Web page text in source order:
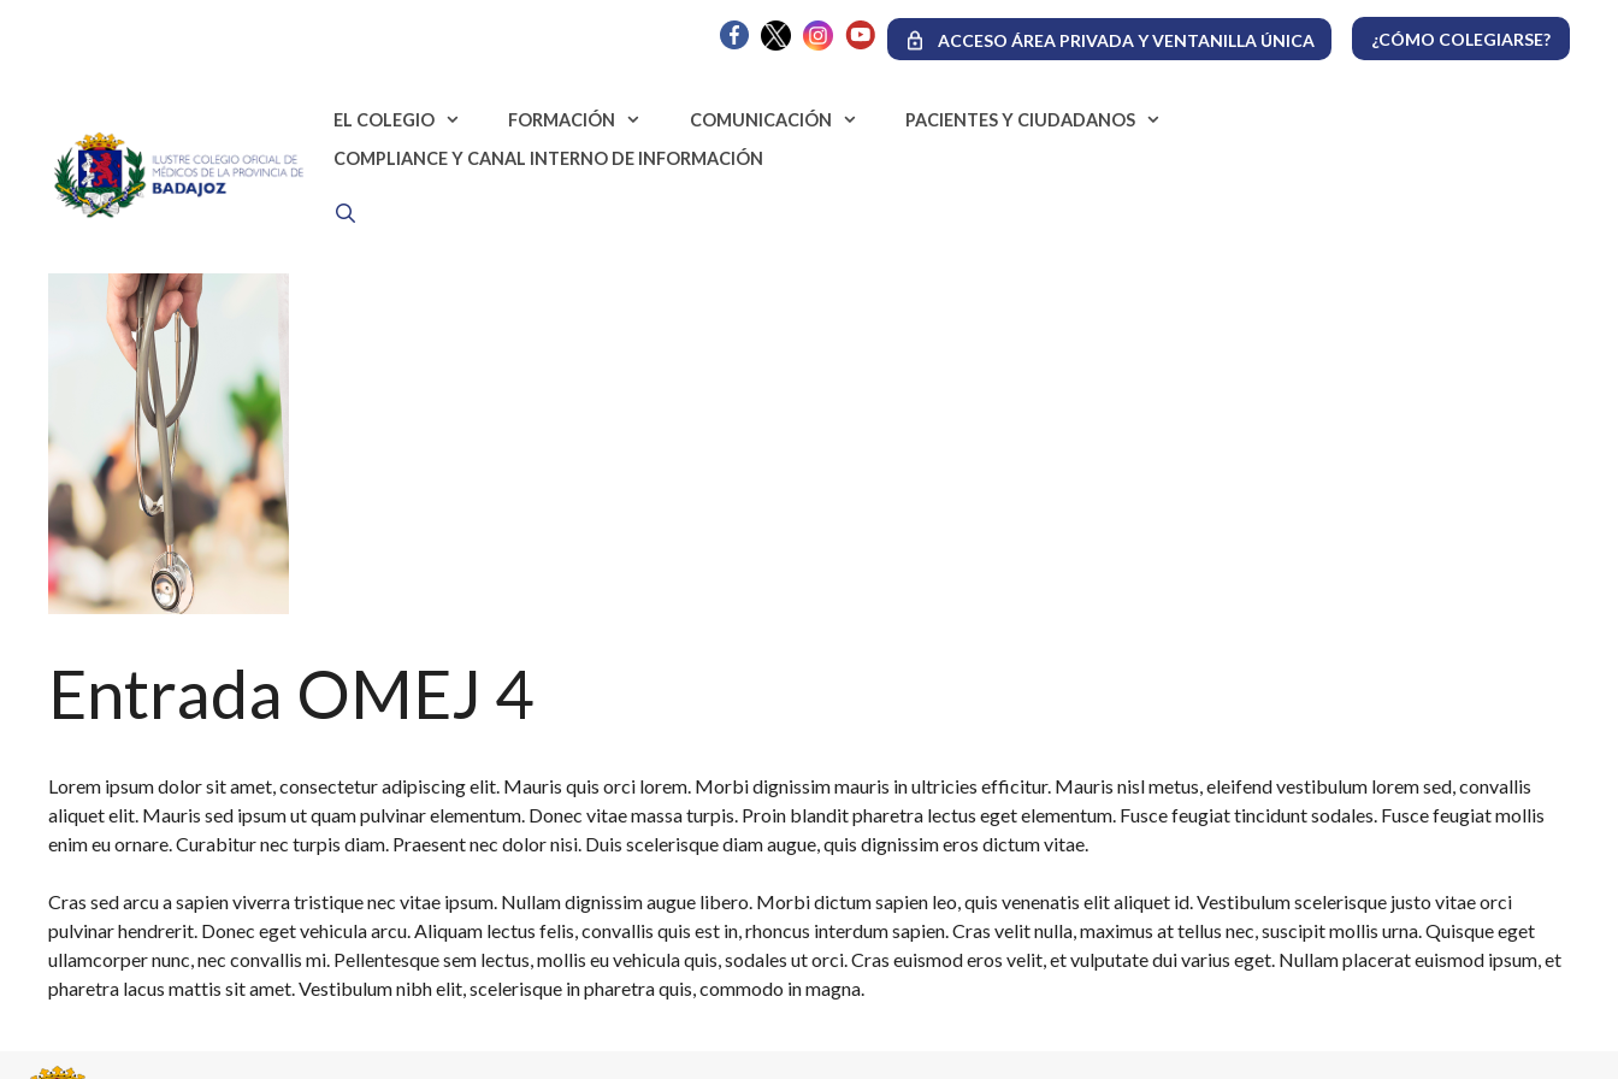
ACCESO ÁREA PRIVADA Y VENTANILLA ÚNICA ¿CÓMO COLEGIARSE?
EL COLEGIO FORMACIÓN COMUNICACIÓN
PACIENTES Y CIUDADANOS
COMPLIANCE Y CANAL INTERNO DE INFORMACIÓN
Entrada OMEJ 4
Lorem ipsum dolor sit amet, consectetur adipiscing elit. Mauris quis orci lorem. Morbi dignissim mauris in ultricies efficitur. Mauris nisl metus, eleifend vestibulum lorem sed, convallis
aliquet elit. Mauris sed ipsum ut quam pulvinar elementum. Donec vitae massa turpis. Proin blandit pharetra lectus eget elementum. Fusce feugiat tincidunt sodales. Fusce feugiat mollis
enim eu ornare. Curabitur nec turpis diam. Praesent nec dolor nisi. Duis scelerisque diam augue, quis dignissim eros dictum vitae.
Cras sed arcu a sapien viverra tristique nec vitae ipsum. Nullam dignissim augue libero. Morbi dictum sapien leo, quis venenatis elit aliquet id. Vestibulum scelerisque justo vitae orci
pulvinar hendrerit. Donec eget vehicula arcu. Aliquam lectus felis, convallis quis est in, rhoncus interdum sapien. Cras velit nulla, maximus at tellus nec, suscipit mollis urna. Quisque eget
ullamcorper nunc, nec convallis mi. Pellentesque sem lectus, mollis eu vehicula quis, sodales ut orci. Cras euismod eros velit, et vulputate dui varius eget. Nullam placerat euismod ipsum, et
pharetra lacus mattis sit amet. Vestibulum nibh elit, scelerisque in pharetra quis, commodo in magna.